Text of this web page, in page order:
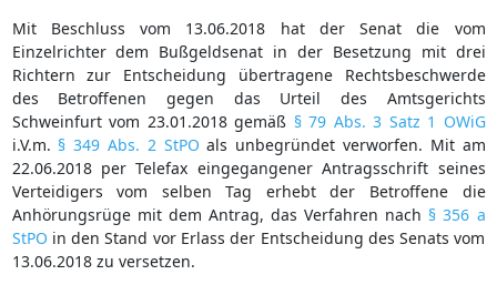
Mit Beschluss vom 13.06.2018 hat der Senat die vom
Einzelrichter dem Bußgeldsenat in der Besetzung mit drei
Richtern zur Entscheidung übertragene Rechtsbeschwerde
des Betroffenen gegen das Urteil des Amtsgerichts
Schweinfurt vom 23.01.2018 gemäß § 79 Abs. 3 Satz 1 OWiG
i.V.m. § 349 Abs. 2 StPO als unbegründet verworfen. Mit am
22.06.2018 per Telefax eingegangener Antragsschrift seines
Verteidigers vom selben Tag erhebt der Betroffene die
Anhörungsrüge mit dem Antrag, das Verfahren nach § 356 a
StPO in den Stand vor Erlass der Entscheidung des Senats vom
13.06.2018 zu versetzen.